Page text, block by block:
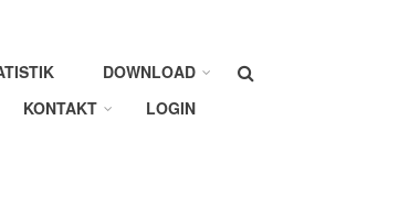
Suche
DOWNLOAD
KONTAKT LOGIN